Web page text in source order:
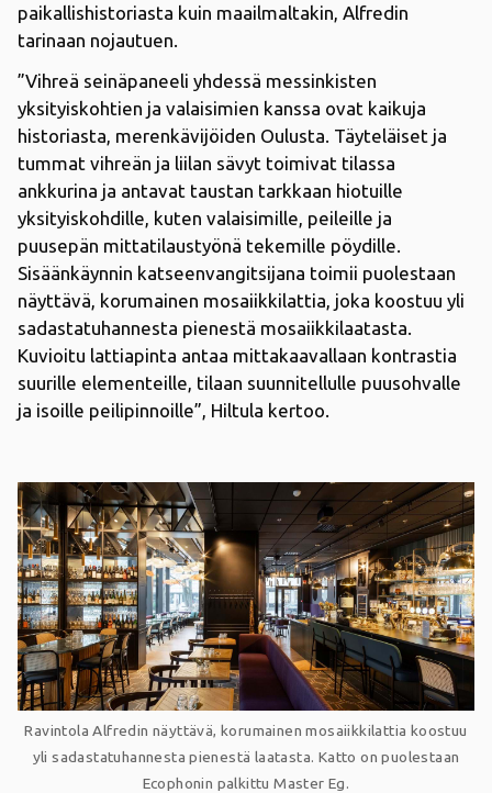
paikallishistoriasta kuin maailmaltakin, Alfredin
tarinaan nojautuen.
”Vihreä seinäpaneeli yhdessä messinkisten
yksityiskohtien ja valaisimien kanssa ovat kaikuja
historiasta, merenkävijöiden Oulusta. Täyteläiset ja
tummat vihreän ja liilan sävyt toimivat tilassa
ankkurina ja antavat taustan tarkkaan hiotuille
yksityiskohdille, kuten valaisimille, peileille ja
puusepän mittatilaustyönä tekemille pöydille.
Sisäänkäynnin katseenvangitsijana toimii puolestaan
näyttävä, korumainen mosaiikkilattia, joka koostuu yli
sadastatuhannesta pienestä mosaiikkilaatasta.
Kuvioitu lattiapinta antaa mittakaavallaan kontrastia
suurille elementeille, tilaan suunnitellulle puusohvalle
ja isoille peilipinnoille”, Hiltula kertoo.
Ravintola Alfredin näyttävä, korumainen mosaiikkilattia koostuu
yli sadastatuhannesta pienestä laatasta. Katto on puolestaan
Ecophonin palkittu Master Eg.